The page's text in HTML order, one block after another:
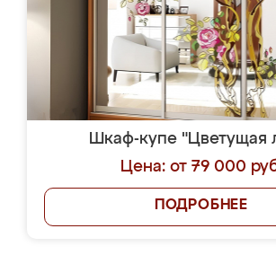
Шкаф-купе "Цветущая
Цена: от 79 000
ПОДРОБНЕЕ